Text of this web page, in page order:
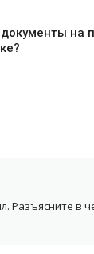
на
Разъясните в